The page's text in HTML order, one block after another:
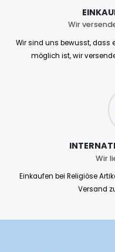
Wir
Wir sind uns bewusst, dass
möglich ist, wir
Wir
Einkaufen bei Religiöse
Versand